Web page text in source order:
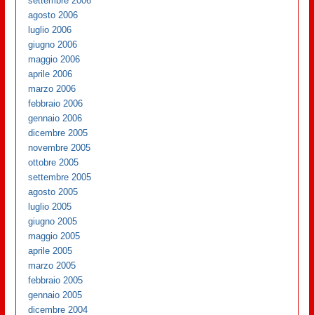
agosto 2006
luglio 2006
giugno 2006
maggio 2006
aprile 2006
marzo 2006
febbraio 2006
gennaio 2006
dicembre 2005
novembre 2005
ottobre 2005
settembre 2005
agosto 2005
luglio 2005
giugno 2005
maggio 2005
aprile 2005
marzo 2005
febbraio 2005
gennaio 2005
dicembre 2004